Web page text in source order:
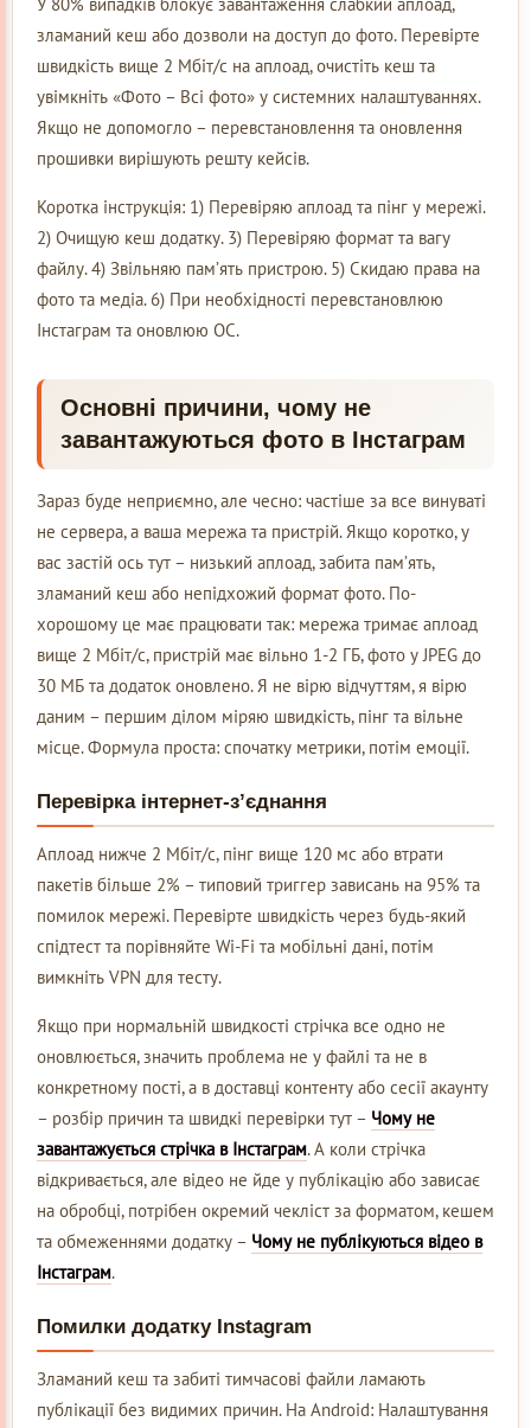
У 80% випадків блокує завантаження слабкий аплоад,
зламаний кеш або дозволи на доступ до фото. Перевірте
швидкість вище 2 Мбіт/с на аплоад, очистіть кеш та
увімкніть «Фото – Всі фото» у системних налаштуваннях.
Якщо не допомогло – перевстановлення та оновлення
прошивки вирішують решту кейсів.
Коротка інструкція: 1) Перевіряю аплоад та пінг у мережі.
2) Очищую кеш додатку. 3) Перевіряю формат та вагу
файлу. 4) Звільняю пам’ять пристрою. 5) Скидаю права на
фото та медіа. 6) При необхідності перевстановлюю
Інстаграм та оновлюю ОС.
Основні причини, чому не
завантажуються фото в Інстаграм
Зараз буде неприємно, але чесно: частіше за все винуваті
не сервера, а ваша мережа та пристрій. Якщо коротко, у
вас застій ось тут – низький аплоад, забита пам’ять,
зламаний кеш або непідхожий формат фото. По-
хорошому це має працювати так: мережа тримає аплоад
вище 2 Мбіт/с, пристрій має вільно 1-2 ГБ, фото у JPEG до
30 МБ та додаток оновлено. Я не вірю відчуттям, я вірю
даним – першим ділом міряю швидкість, пінг та вільне
місце. Формула проста: спочатку метрики, потім емоції.
Перевірка інтернет-з’єднання
Аплоад нижче 2 Мбіт/с, пінг вище 120 мс або втрати
пакетів більше 2% – типовий триггер зависань на 95% та
помилок мережі. Перевірте швидкість через будь-який
спідтест та порівняйте Wi-Fi та мобільні дані, потім
вимкніть VPN для тесту.
Якщо при нормальній швидкості стрічка все одно не
оновлюється, значить проблема не у файлі та не в
конкретному пості, а в доставці контенту або сесії акаунту
– розбір причин та швидкі перевірки тут – Чому не
завантажується стрічка в Інстаграм. А коли стрічка
відкривається, але відео не йде у публікацію або зависає
на обробці, потрібен окремий чекліст за форматом, кешем
та обмеженнями додатку – Чому не публікуються відео в
Інстаграм.
Помилки додатку Instagram
Зламаний кеш та забиті тимчасові файли ламають
публікації без видимих причин. На Android: Налаштування